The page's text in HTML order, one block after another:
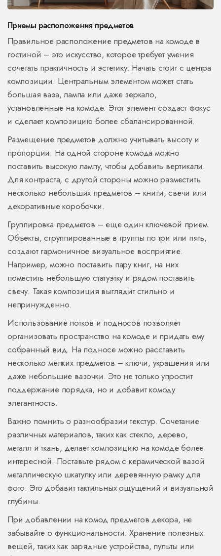
Приемы расположения предметов
Правильное расположение предметов на комоде в
гостиной – это искусство, которое требует умения
сочетать практичность и эстетику. Начать стоит с центра
композиции. Центральным элементом может стать
большая ваза, лампа или даже зеркало,
установленные на комоде. Этот элемент создаст фокус
и сделает композицию более сбалансированной.
Размещение предметов должно учитывать высоту и
пропорции. На одной стороне комода можно
поставить высокую лампу, чтобы добавить вертикали.
Для контраста, с другой стороны можно разместить
несколько небольших предметов – книги, свечи или
декоративные коробочки.
Группировка предметов – еще один ключевой прием.
Объекты, сгруппированные в группы по три или пять,
создают гармоничное визуальное восприятие.
Например, можно поставить пару книг, на них
поместить небольшую статуэтку и рядом поставить
свечу. Такая композиция выглядит стильно и
непринужденно.
Использование лотков и подносов позволяет
организовать пространство на комоде и придать ему
собранный вид. На подносе можно расставить
несколько мелких предметов – ключи, украшения или
даже небольшие вазочки. Это не только упростит
поддержание порядка, но и добавит комоду
элегантность.
Важно помнить о разнообразии текстур. Сочетание
различных материалов, таких как стекло, дерево,
металл и ткань, делает композицию на комоде более
интересной. Поставьте рядом с керамической вазой
металлическую шкатулку или деревянную рамку для
фото. Это добавит тактильных ощущений и визуальной
глубины.
При добавлении на комод предметов декора, не
забывайте о функциональности. Хранение полезных
вещей, таких как зарядные устройства, пульты или